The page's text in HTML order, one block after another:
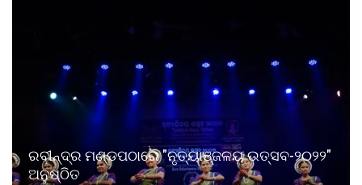
ରବୀନ୍ଦ୍ର ମଣ୍ଡପଠାରେ "ନୃତ୍ୟାଞ୍ଜଳୟ ଉତ୍ସବ-୨୦୨୨"
ଅନୁଷ୍ଠିତ